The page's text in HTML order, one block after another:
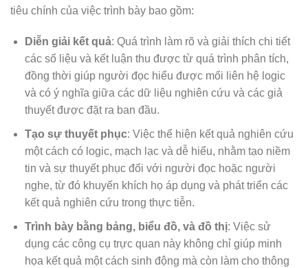
tiêu chính của việc trình bày bao gồm:
Diễn giải kết quả: Quá trình làm rõ và giải thích chi tiết
các số liệu và kết luận thu được từ quá trình phân tích,
đồng thời giúp người đọc hiểu được mối liên hệ logic
và có ý nghĩa giữa các dữ liệu nghiên cứu và các giả
thuyết được đặt ra ban đầu.
Tạo sự thuyết phục: Việc thể hiện kết quả nghiên cứu
một cách có logic, mạch lạc và dễ hiểu, nhằm tạo niềm
tin và sự thuyết phục đối với người đọc hoặc người
nghe, từ đó khuyến khích họ áp dụng và phát triển các
kết quả nghiên cứu trong thực tiễn.
Trình bày bằng bảng, biểu đồ, và đồ thị: Việc sử
dụng các công cụ trực quan này không chỉ giúp minh
họa kết quả một cách sinh động mà còn làm cho thông